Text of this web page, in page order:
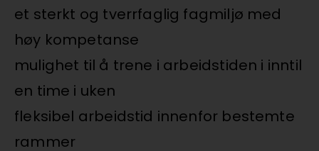
et sterkt og tverrfaglig fagmiljø med
høy kompetanse
mulighet til å trene i arbeidstiden i inntil
en time i uken
fleksibel arbeidstid innenfor bestemte
rammer